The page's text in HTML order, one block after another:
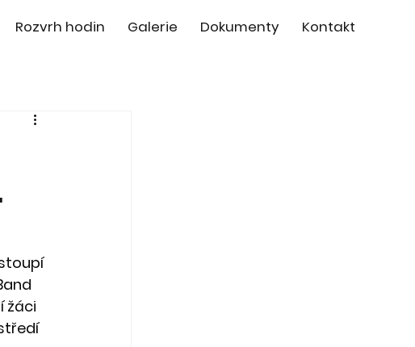
Rozvrh hodin Galerie Dokumenty Kontakt
žáci